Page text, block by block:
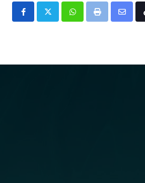
WhatsappPrint
Share